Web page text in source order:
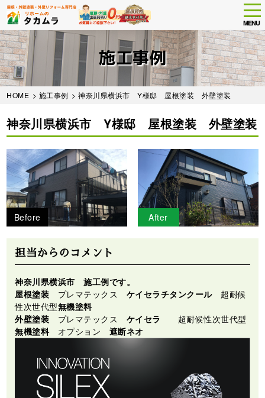
Skip
to
main
content
MENU
施工事例
HOME > 施工事例 >神奈川県横浜市 Y様邸 屋根塗装 外壁塗装
神奈川県横浜市 Y様邸 屋根塗装 外壁塗装
Before After
担当からのコメント
神奈川県横浜市 施工例です。
屋根塗装 プレマテックス ケイセラチタンクール超耐候
性次世代型無機塗料
外壁塗装 プレマテックス ケイセラ 超耐候性次世代型
無機塗料オプション 遮断ネオ